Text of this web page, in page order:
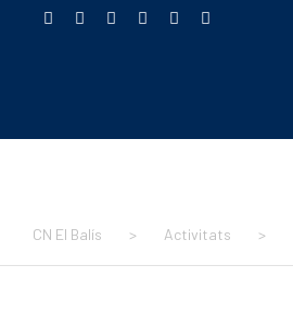
CN El Balís > Activitats >